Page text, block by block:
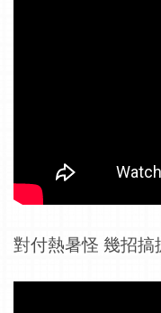
對付熱暑怪 幾招搞